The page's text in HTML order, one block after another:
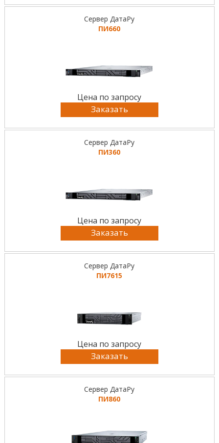
Сервер ДатаРу
ПИ660
Цена по запросу
Заказать
Сервер ДатаРу
ПИ360
Цена по запросу
Заказать
Сервер ДатаРу
ПИ7615
Цена по запросу
Заказать
Сервер ДатаРу
ПИ860